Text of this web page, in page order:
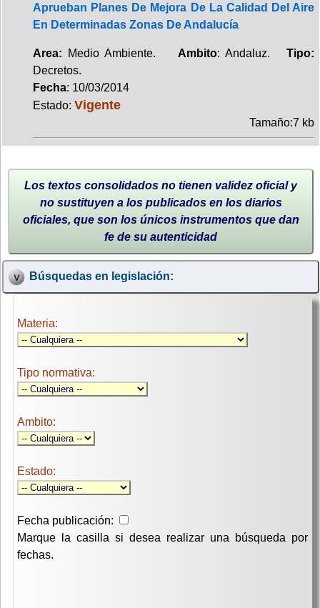
Aprueban Planes De Mejora De La Calidad Del Aire
En Determinadas Zonas De Andalucía
Area: Medio Ambiente. Ambito: Andaluz.Tipo:
Decretos.
Fecha: 10/03/2014
Estado: Vigente
Tamaño:7 kb
Los textos consolidados no tienen validez oficial y
no sustituyen a los publicados en los diarios
oficiales, que son los únicos instrumentos que dan
fe de su autenticidad
Búsquedas en legislación:
Materia:
Tipo normativa:
Ambito:
Estado:
Fecha publicación:
Marque la casilla si desea realizar una búsqueda por
fechas.